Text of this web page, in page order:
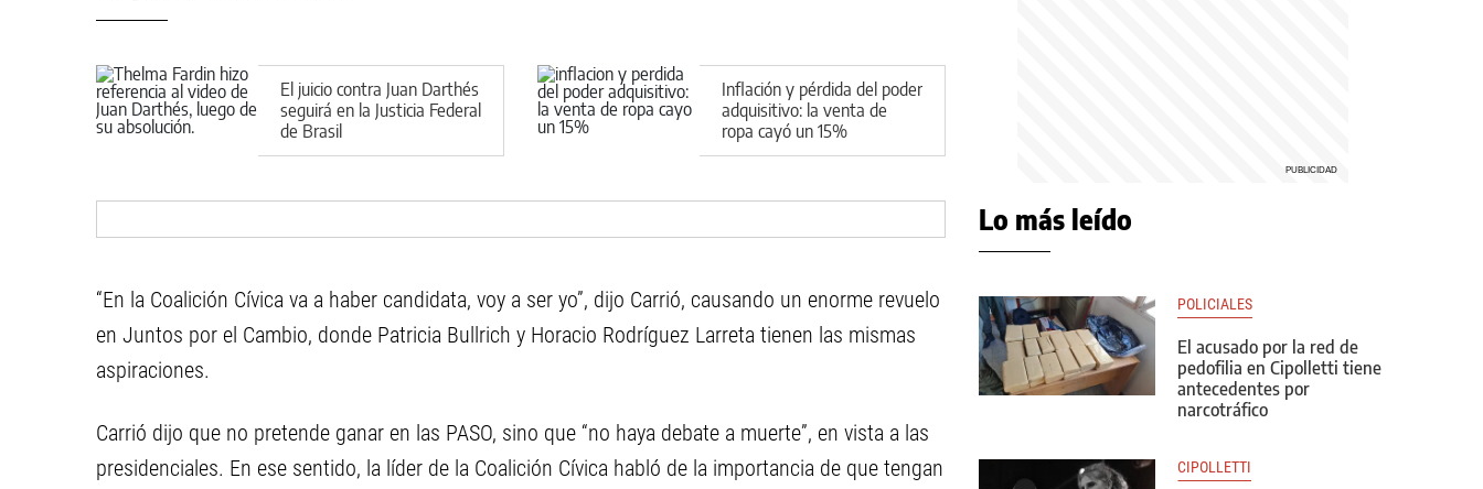
El juicio contra Juan Darthés
seguirá en la Justicia Federal
de Brasil
Inflación y pérdida del poder
adquisitivo: la venta de
ropa cayó un 15%
“En la Coalición Cívica va a haber candidata, voy a ser yo”, dijo Carrió, causando un enorme revuelo
en Juntos por el Cambio, donde Patricia Bullrich y Horacio Rodríguez Larreta tienen las mismas
aspiraciones.
Carrió dijo que no pretende ganar en las PASO, sino que “no haya debate a muerte”, en vista a las
presidenciales. En ese sentido, la líder de la Coalición Cívica habló de la importancia de que tengan
Lo más leído
POLICIALES
El acusado por la red de
pedofilia en Cipolletti tiene
antecedentes por
narcotráfico
CIPOLLETTI